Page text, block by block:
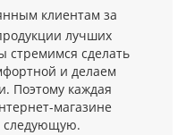
клиентам за
лучших
сделать
и делаем
Поэтому каждая
магазине
следующую.